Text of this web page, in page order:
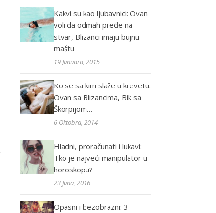
Kakvi su kao ljubavnici: Ovan
voli da odmah pređe na
stvar, Blizanci imaju bujnu
maštu
19 Januara, 2015
Ko se sa kim slaže u krevetu:
Ovan sa Blizancima, Bik sa
Škorpijom…
6 Oktobra, 2014
Hladni, proračunati i lukavi:
Tko je najveći manipulator u
horoskopu?
23 Juna, 2016
Opasni i bezobrazni: 3